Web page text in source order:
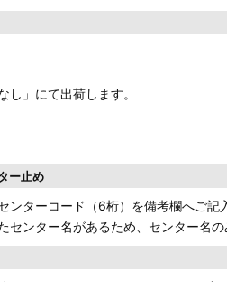
し」にて出荷します。
ー止め
ンターコード（6桁）を備考欄へご記
センター名があるため、センター名